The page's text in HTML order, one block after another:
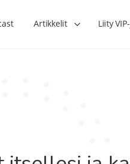
Artikkelit Liity